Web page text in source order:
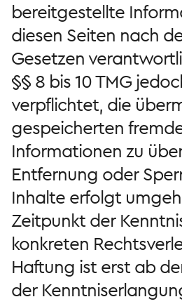
bereitgestellte
diesen Seiten nach
Gesetzen
§§ 8 bis 10 TMG
verpflichtet, die
gespeicherten
Informationen zu
Entfernung oder
Inhalte erfolgt
Zeitpunkt der
konkreten
Haftung ist erst ab
der